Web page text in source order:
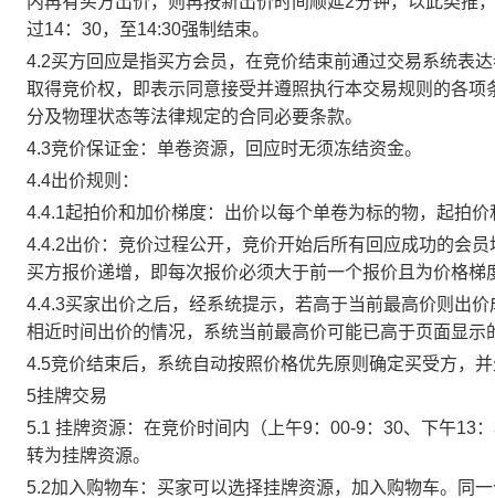
过14：30，至14:30强制结束。
4.2买方回应是指买方会员，在竞价结束前通过交易系统表
取得竞价权，即表示同意接受并遵照执行本交易规则的各
分及物理状态等法律规定的合同必要条款。
4.3竞价保证金：单卷资源，回应时无须冻结资金。
4.4出价规则：
4.4.1起拍价和加价梯度：出价以每个单卷为标的物，起拍
4.4.2出价：竞价过程公开，竞价开始后所有回应成功的会
买方报价递增，即每次报价必须大于前一个报价且为价格
4.4.3买家出价之后，经系统提示，若高于当前最高价则出
相近时间出价的情况，系统当前最高价可能已高于页面显示
4.5竞价结束后，系统自动按照价格优先原则确定买受方，
5挂牌交易
5.1 挂牌资源：在竞价时间内（上午9：00-9：30、下午13
转为挂牌资源。
5.2加入购物车：买家可以选择挂牌资源，加入购物车。同